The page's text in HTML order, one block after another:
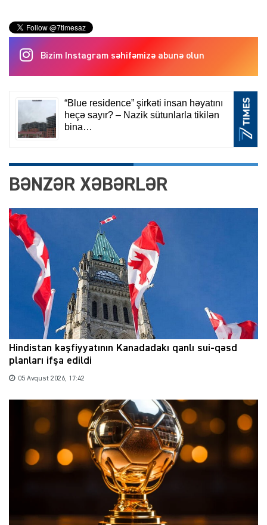
Bizim Instagram səhifəmizə abunə olun
BƏNZƏR XƏBƏRLƏR
Hindistan kəşfiyyatının Kanadadakı qanlı sui-qəsd
planları ifşa edildi
05 Avqust 2026, 17:42